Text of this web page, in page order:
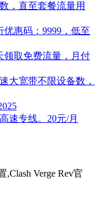
，直至套餐流量用
惠码：9999，低至
领取免费流量，月付
大宽带不限设备数，
速专线。20元/月
,Clash Verge Rev官